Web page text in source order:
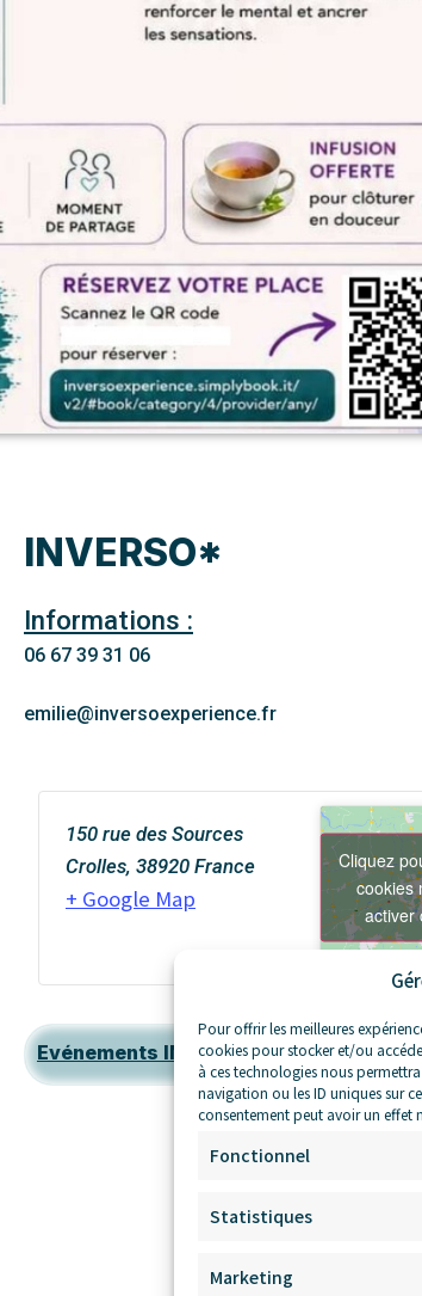
Pour offrir les meilleures
cookies pour stocker et/ou
à ces technologies nous
navigation ou les ID uniques sur
consentement peut avoir un effet
Fonctionnel
Statistiques
Marketing
INVERSO*
Informations :
06 67 39 31 06
emilie@inversoexperience.fr
150 rue des Sources
Crolles, 38920 France
+ Google Map
Cliquez
cookies
activer
Evénements INVERSO*